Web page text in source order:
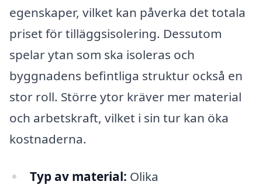
egenskaper, vilket kan påverka det totala
priset för tilläggsisolering. Dessutom
spelar ytan som ska isoleras och
byggnadens befintliga struktur också en
stor roll. Större ytor kräver mer material
och arbetskraft, vilket i sin tur kan öka
kostnaderna.
Typ av material: Olika